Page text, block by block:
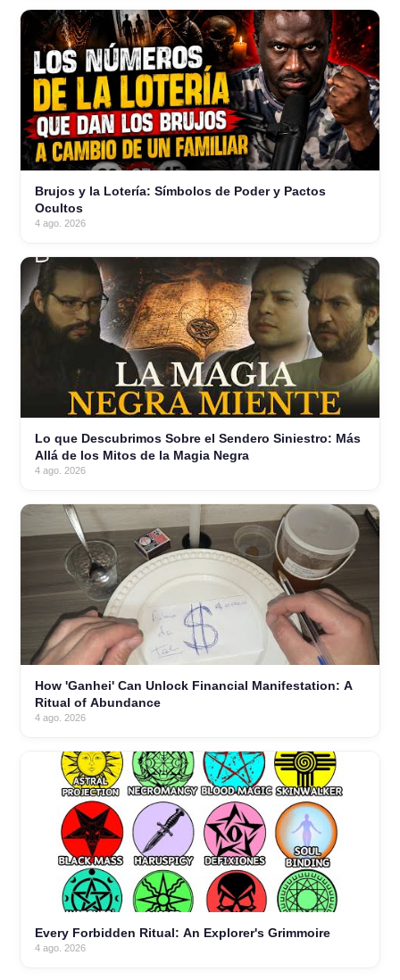
Brujos y la Lotería: Símbolos de Poder y Pactos
Ocultos
4 ago. 2026
Lo que Descubrimos Sobre el Sendero Siniestro: Más
Allá de los Mitos de la Magia Negra
4 ago. 2026
How 'Ganhei' Can Unlock Financial Manifestation: A
Ritual of Abundance
4 ago. 2026
Every Forbidden Ritual: An Explorer's Grimmoire
4 ago. 2026